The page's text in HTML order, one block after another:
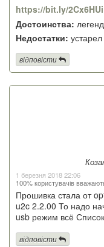
https://bit.ly/2Cx6HUi
Достоинства:
Недостатки: устарел
відповісти
1 березня 2018 22:06
100% користувачів
Прошивка стала от
u2c 2.2.00 То надо
usb режим всё
відповісти